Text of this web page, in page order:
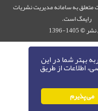
بهتر شما در این
اطلاعات از طریق
می پذیرم
به سامانه مدیریت نشریات
رایمگ است.
©
1405-1396